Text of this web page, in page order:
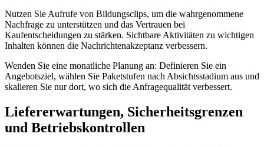
Nutzen Sie Aufrufe von Bildungsclips, um die wahrgenommene
Nachfrage zu unterstützen und das Vertrauen bei
Kaufentscheidungen zu stärken. Sichtbare Aktivitäten zu wichtigen
Inhalten können die Nachrichtenakzeptanz verbessern.
Wenden Sie eine monatliche Planung an: Definieren Sie ein
Angebotsziel, wählen Sie Paketstufen nach Absichtsstadium aus und
skalieren Sie nur dort, wo sich die Anfragequalität verbessert.
Liefererwartungen, Sicherheitsgrenzen
und Betriebskontrollen